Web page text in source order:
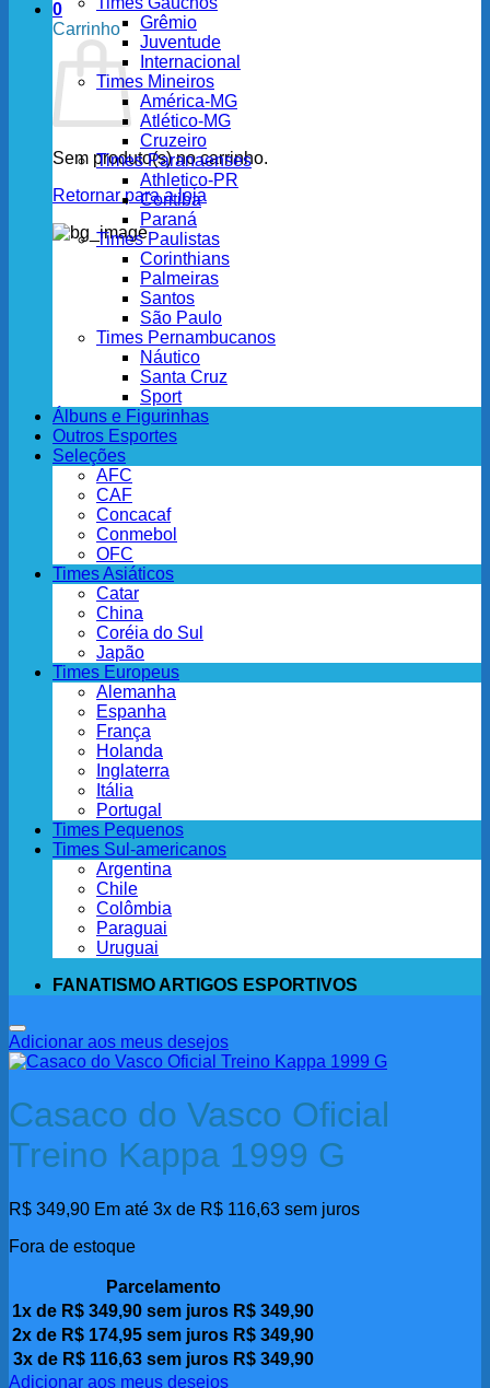
0
Carrinho
Sem produto(s) no carrinho.
Retornar para a loja
Grêmio
Juventude
Internacional
Times Mineiros
América-MG
Atlético-MG
Cruzeiro
Times Paranaenses
Athletico-PR
Coritiba
Paraná
Times Paulistas
Corinthians
Palmeiras
Santos
São Paulo
Times Pernambucanos
Náutico
Santa Cruz
Sport
Álbuns e Figurinhas
Outros Esportes
Seleções
AFC
CAF
Concacaf
Conmebol
OFC
Times Asiáticos
Catar
China
Coréia do Sul
Japão
Times Europeus
Alemanha
Espanha
França
Holanda
Inglaterra
Itália
Portugal
Times Pequenos
Times Sul-americanos
Argentina
Chile
Colômbia
Paraguai
Uruguai
FANATISMO ARTIGOS ESPORTIVOS
Adicionar aos meus desejos
Casaco do Vasco Oficial
Treino Kappa 1999 G
R$ 349,90 Em até 3x de R$ 116,63 sem juros
Fora de estoque
Parcelamento
1x de R$ 349,90 sem juros R$ 349,90
2x de R$ 174,95 sem juros R$ 349,90
3x de R$116,63sem juros R$ 349,90
Adicionar aos meus desejos